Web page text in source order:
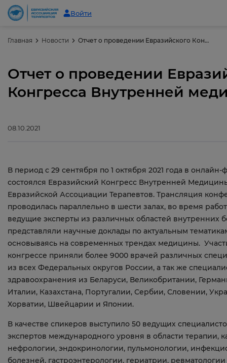
Войти
Главная Новости Отчет о проведении Евразийского Конгресса Внутренней медицины
Отчет о проведении
Конгресса Внутренней
08.10.2021
В период с 29 сентября по 1 октября 2021 года в онлайн-
состоялся Евразийский Конгресс Внутренней
Евразийской Ассоциации Терапевтов. Трансляция
проводилась параллельно в шести залах, во время
ведущие эксперты из различных областей внутренних
представляли научные доклады по актуальным
основываясь на современных трендах медицины.
конгрессе приняли более 9000 врачей различных
из всех Федеральных округов России, а так же
здравоохранения из Беларуси, Великобритании,
Италии, Казахстана, Португалии, Сербии, Словении,
Хорватии, Швейцарии и Японии.
В качестве спикеров выступило 50 ведущих
экспертов международного уровня в области терапии,
нефрологии, эндокринологии, пульмонологии,
болезней, гастроэнтерологии, гериатрии,